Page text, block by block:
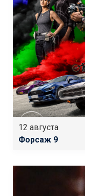
12 августа
Форсаж 9